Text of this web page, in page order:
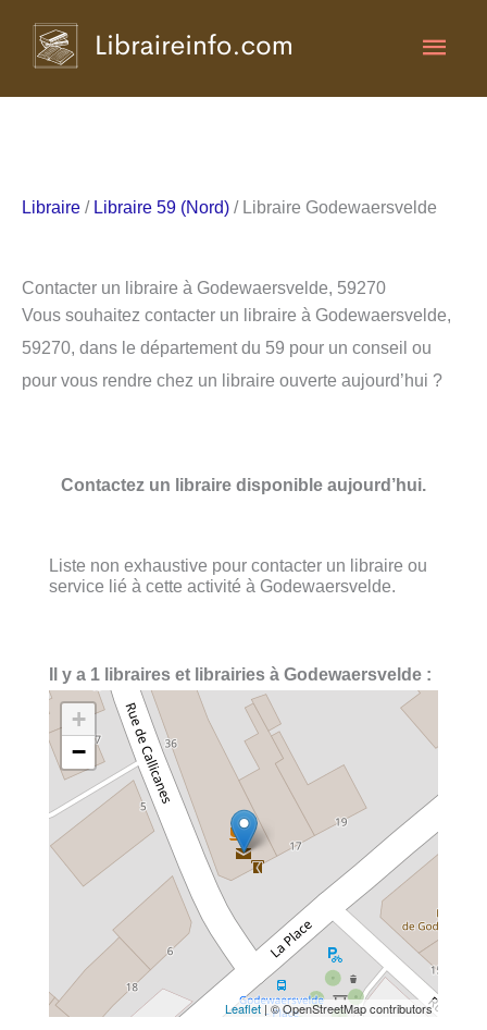
Libraire / Libraire 59 (Nord) / Libraire Godewaersvelde
Contacter un libraire à Godewaersvelde, 59270
Vous souhaitez contacter un libraire à Godewaersvelde,
59270, dans le département du 59 pour un conseil ou
pour vous rendre chez un libraire ouverte aujourd’hui ?
Contactez un libraire disponible aujourd’hui.
Liste non exhaustive pour contacter un libraire ou
service lié à cette activité à Godewaersvelde.
Il y a 1 libraires et librairies à Godewaersvelde :
+
−
Leaflet| © OpenStreetMap contributors